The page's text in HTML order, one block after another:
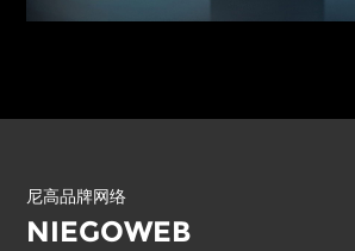
尼高品牌网络
NIEGOWEB